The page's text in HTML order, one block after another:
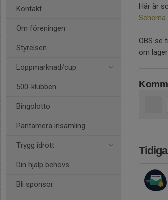
Kontakt
Om föreningen
Styrelsen
Loppmarknad/cup
500-klubben
Bingolotto
Pantamera insamling
Trygg idrott
Din hjälp behövs
Bli sponsor
Här är
Schema
OBS se
om